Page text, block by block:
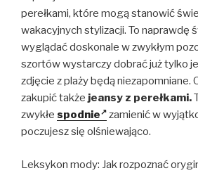
perełkami, które mogą stanowić
wakacyjnych stylizacji. To naprawdę
wyglądać doskonale w zwykłym
szortów wystarczy dobrać już tylko
zdjęcie z plaży będą niezapomniane.
zakupić także jeansy z perełkami.
zwykłe spodnie
zamienić w
poczujesz się olśniewająco.
Leksykon mody: Jak rozpoznać